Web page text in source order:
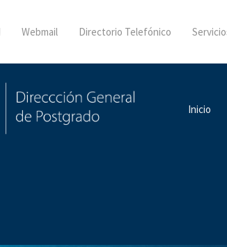
Webmail Directorio Telefónico
Inicio